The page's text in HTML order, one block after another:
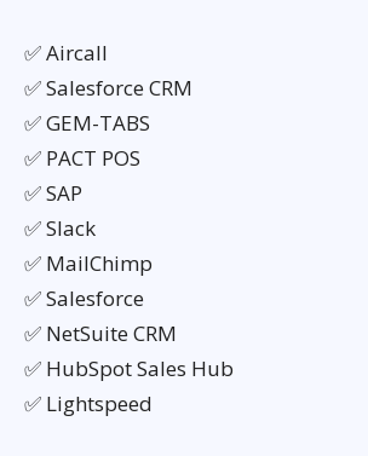
✅ Aircall
✅ Salesforce CRM
✅ GEM-TABS
✅ PACT POS
✅ SAP
✅ Slack
✅ MailChimp
✅ Salesforce
✅ NetSuite CRM
✅ HubSpot Sales Hub
✅ Lightspeed